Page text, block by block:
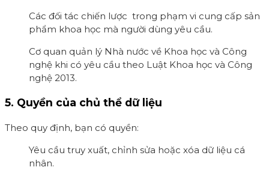
Các đối tác chiến lược trong phạm vi cung cấp sản
phẩm khoa học mà người dùng yêu cầu.
Cơ quan quản lý Nhà nước về Khoa học và Công
nghệ khi có yêu cầu theo Luật Khoa học và Công
nghệ 2013.
5. Quyền của chủ thể dữ liệu
Theo quy định, bạn có quyền:
Yêu cầu truy xuất, chỉnh sửa hoặc xóa dữ liệu cá
nhân.